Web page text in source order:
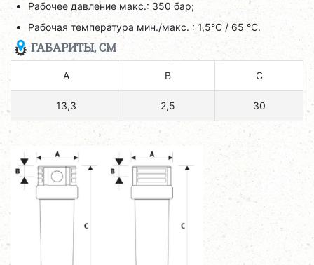
Рабочее давление макс.: 350 бар;
Рабочая температура мин./макс. : 1,5°C / 65 °C.
ГАБАРИТЫ, СМ
A B C
13,3 2,5 30